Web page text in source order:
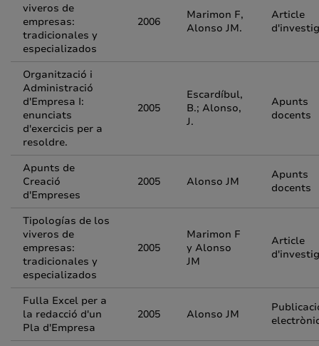
viveros de
empresas:
tradicionales y
especializados
2006
Marimon F,
Alonso JM.
Article
Organització i
Administració
d'Empresa I:
enunciats
d'exercicis per a
resoldre.
2005
Escardíbul,
B.; Alonso,
J.
Apunts
docents
Apunts de
Creació
d'Empreses
2005 Alonso JM
Apunts
docents
Tipologías de los
viveros de
empresas:
tradicionales y
especializados
2005
Marimon F
y Alonso
JM
Article
Fulla Excel per a
la redacció d'un
Pla d'Empresa
2005 Alonso JM